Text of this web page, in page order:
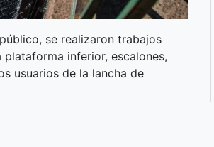
se realizaron trabajos
inferior, escalones,
usuarios de la lancha de